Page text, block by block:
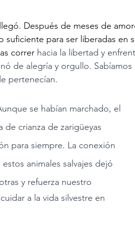
Después de meses de
suficiente para ser liberadas en
correr hacia la libertad y
de alegría y orgullo.
pertenecían.
se habían marchado, el
crianza de zarigüeyas
para siempre. La conexión
animales salvajes dejó
y refuerza nuestro
a la vida silvestre en